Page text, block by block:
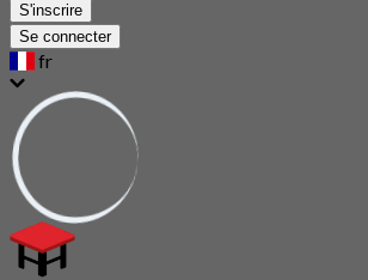
S'inscrire
Se connecter
fr